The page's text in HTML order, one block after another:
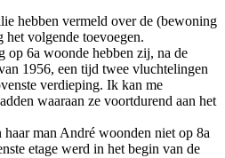
hebben vermeld over de (bewoning
volgende toevoegen.
op 6a woonde hebben zij, na de
1956, een tijd twee vluchtelingen
verdieping. Ik kan me
waaraan ze voortdurend aan het
man André woonden niet op 8a
etage werd in het begin van de